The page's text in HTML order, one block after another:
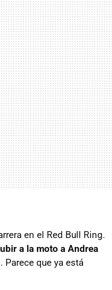
en el Red Bull Ring.
a la moto a Andrea
Parece que ya está